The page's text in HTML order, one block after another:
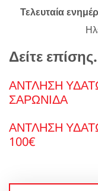
Τελευταία
Δείτε
ΑΝΤΛΗΣΗ
ΣΑΡΩΝΙΔΑ
ΑΝΤΛΗΣΗ
100€